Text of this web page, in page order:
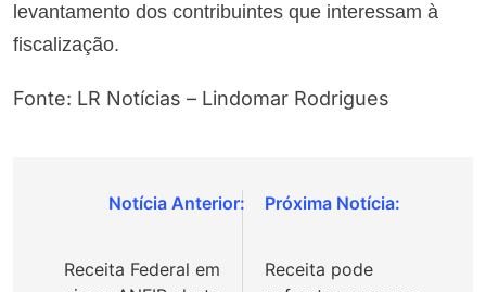
levantamento dos contribuintes que interessam à
fiscalização.
Fonte: LR Notícias – Lindomar Rodrigues
Navegação
Receita Federal em
Receita pode